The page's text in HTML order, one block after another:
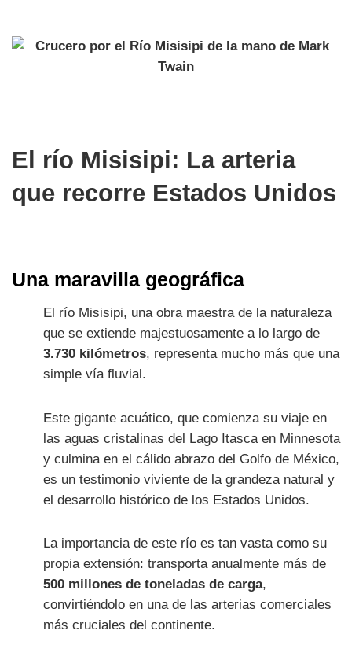
El río Misisipi: La arteria
que recorre Estados Unidos
Una maravilla geográfica
El río Misisipi, una obra maestra de la naturaleza
que se extiende majestuosamente a lo largo de
3.730 kilómetros, representa mucho más que una
simple vía fluvial.
Este gigante acuático, que comienza su viaje en
las aguas cristalinas del Lago Itasca en Minnesota
y culmina en el cálido abrazo del Golfo de México,
es un testimonio viviente de la grandeza natural y
el desarrollo histórico de los Estados Unidos.
La importancia de este río es tan vasta como su
propia extensión: transporta anualmente más de
500 millones de toneladas de carga,
convirtiéndolo en una de las arterias comerciales
más cruciales del continente.